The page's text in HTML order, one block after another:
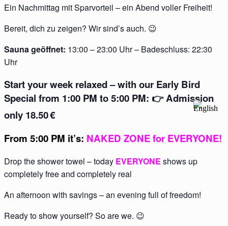
Ein Nachmittag mit Sparvorteil – ein Abend voller Freiheit!
Bereit, dich zu zeigen? Wir sind’s auch. 😉
Sauna geöffnet: 13:00 – 23:00 Uhr – Badeschluss: 22:30
Uhr
Start your week relaxed – with our Early Bird
Special from 1:00 PM to 5:00 PM: 👉 Admission
only 18.50€
From 5:00 PM it’s: NAKED ZONE for EVERYONE!
Drop the shower towel – today EVERYONE shows up
completely free and completely real
An afternoon with savings – an evening full of freedom!
Ready to show yourself? So are we. 😉